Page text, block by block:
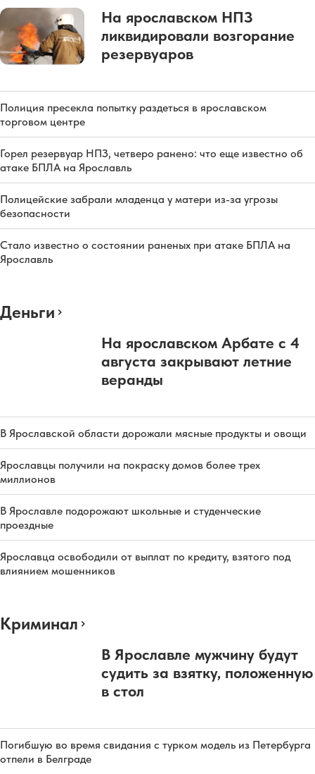
На ярославском НПЗ
ликвидировали возгорание
резервуаров
Полиция пресекла попытку раздеться в ярославском
торговом центре
Горел резервуар НПЗ, четверо ранено: что еще известно об
атаке БПЛА на Ярославль
Полицейские забрали младенца у матери из-за угрозы
безопасности
Стало известно о состоянии раненых при атаке БПЛА на
Ярославль
Деньги
На ярославском Арбате с 4
августа закрывают летние
веранды
В Ярославской области дорожали мясные продукты и овощи
Ярославцы получили на покраску домов более трех
миллионов
В Ярославле подорожают школьные и студенческие
проездные
Ярославца освободили от выплат по кредиту, взятого под
влиянием мошенников
Криминал
В Ярославле мужчину будут
судить за взятку, положенную
в стол
Погибшую во время свидания с турком модель из Петербурга
отпели в Белграде